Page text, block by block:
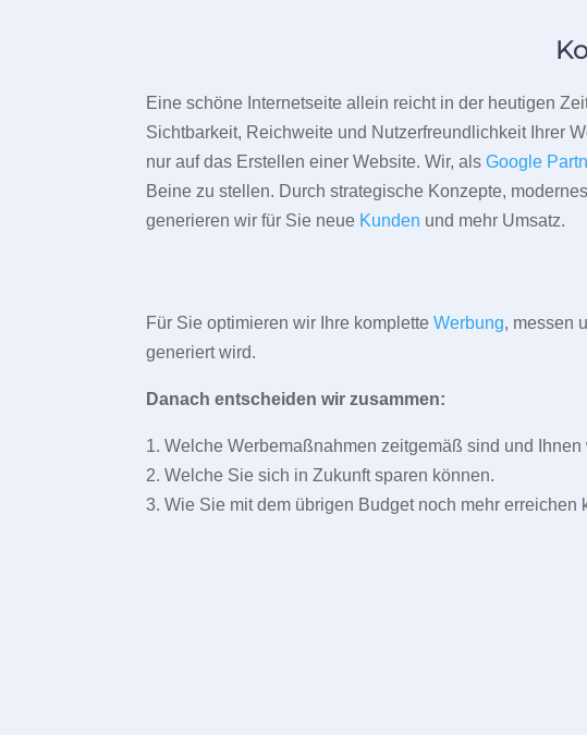
Eine schöne Internetseite allein reicht in der heutigen
Sichtbarkeit, Reichweite und Nutzerfreundlichkeit Ihrer
nur auf das Erstellen einer Website. Wir, alsGoogle
Beine zu stellen. Durch strategische Konzepte,
generieren wir für Sie neue Kunden und mehr Umsatz.
Für Sie optimieren wir Ihre kompletteWerbung, messen
generiert wird.
Danach entscheiden wir zusammen:
1. Welche Werbemaßnahmen zeitgemäß sind und
2. Welche Sie sich in Zukunft sparen können.
3. Wie Sie mit dem übrigen Budget noch mehr